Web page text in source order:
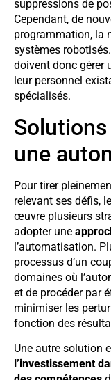
suppressions de
Cependant, de
programmation, la
systèmes
doivent donc gérer
leur personnel
spécialisés.
une
Pour tirer
relevant ses défis,
œuvre plusieurs
adopter une
l’automatisation.
processus d’un
domaines où
et de procéder par
minimiser les
fonction des
Une autre solution
l’investissement